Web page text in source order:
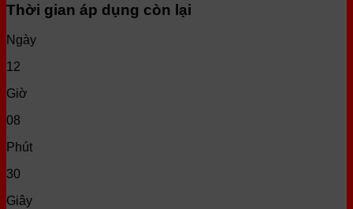
Thời gian áp dụng còn lại
Ngày
12
Giờ
08
Phút
30
Giây